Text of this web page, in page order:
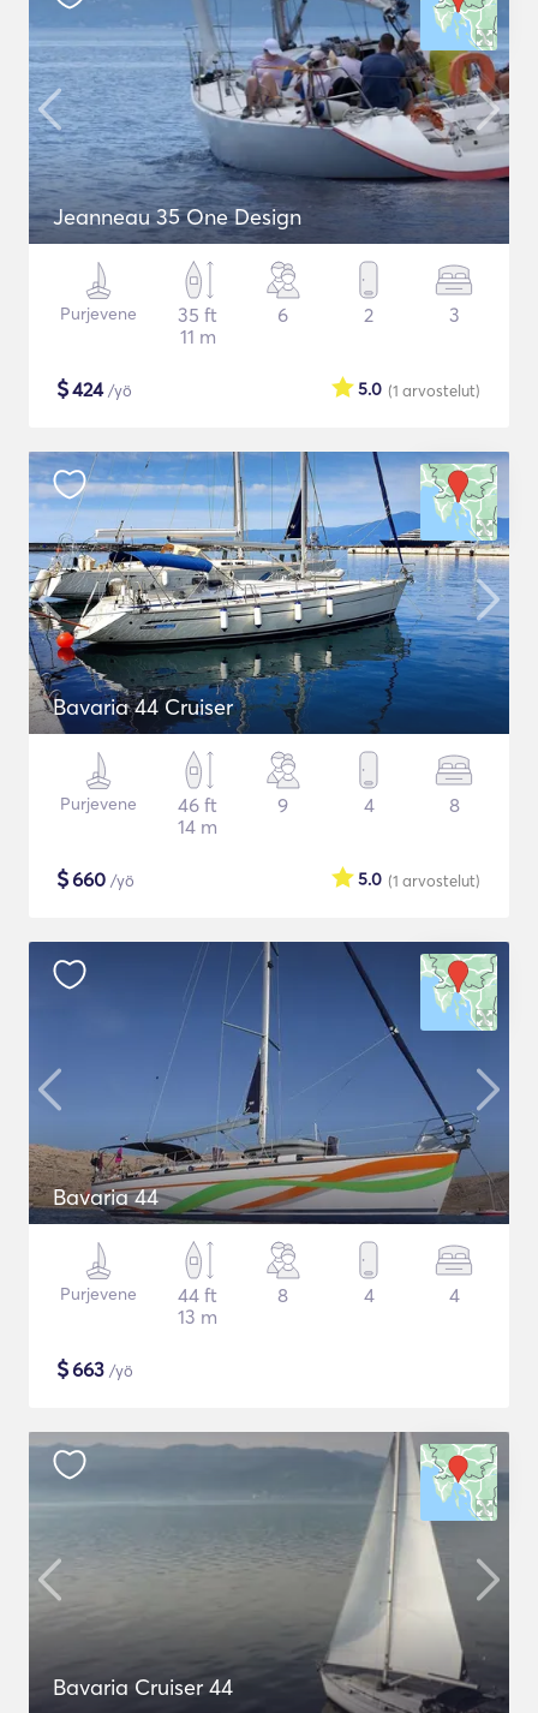
Jeanneau 35 One Design
Purjevene
35 ft
11 m
6 2 3
$424/yö (1 arvostelut)
5.0
Bavaria 44 Cruiser
Purjevene
46 ft
14 m
9 4 8
$660 /yö (1 arvostelut)
5.0
Bavaria 44
Purjevene
44 ft
13 m
8 4 4
$663 /yö
Bavaria Cruiser 44